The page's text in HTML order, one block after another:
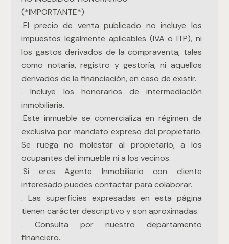
(*IMPORTANTE*)
.El precio de venta publicado no incluye los
impuestos legalmente aplicables (IVA o ITP), ni
los gastos derivados de la compraventa, tales
como notaría, registro y gestoría, ni aquellos
derivados de la financiación, en caso de existir.
. Incluye los honorarios de intermediación
inmobiliaria.
.Este inmueble se comercializa en régimen de
exclusiva por mandato expreso del propietario.
Se ruega no molestar al propietario, a los
ocupantes del inmueble ni a los vecinos.
.Si eres Agente Inmobiliario con cliente
interesado puedes contactar para colaborar.
. Las superficies expresadas en esta página
tienen carácter descriptivo y son aproximadas.
. Consulta por nuestro departamento
financiero.